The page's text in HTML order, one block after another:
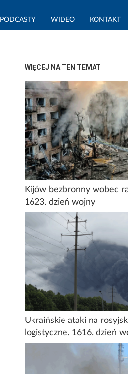
PODCASTY WIDEO KONTAKT
WIĘCEJ NA TEN TEMAT
Kijów bezbronny wobec
1623. dzień wojny
Ukraińskie ataki na
logistyczne. 1616. dzień